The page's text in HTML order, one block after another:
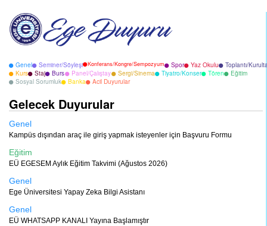
Genel Seminer/Söyleşi Konferans/Kongre/Sempozyum Spor Yaz Okulu
Toplantı/
Kurs
Staj Burs Panel/Çalıştay Sergi/Sinema Tiyatro/Konser Tören
Eğitim
Sosyal Sorumluk
Banka Acil Duyurular
Gelecek Duyurular
Genel
Kampüs dışından araç ile giriş yapmak isteyenler için Başvuru Formu
Eğitim
EÜ EGESEM Aylık Eğitim Takvimi (Ağustos 2026)
Genel
Ege Üniversitesi Yapay Zeka Bilgi Asistanı
Genel
EÜ WHATSAPP KANALI Yayına Başlamıştır